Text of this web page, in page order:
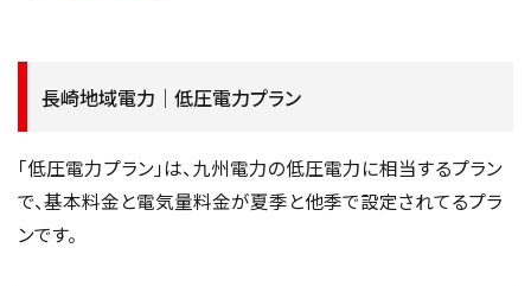
長崎地域電力｜低圧電力プラン
「低圧電力プラン」は、九州電力の低圧電力に相当するプラン
で、基本料金と電気量料金が夏季と他季で設定されてるプラ
ンです。